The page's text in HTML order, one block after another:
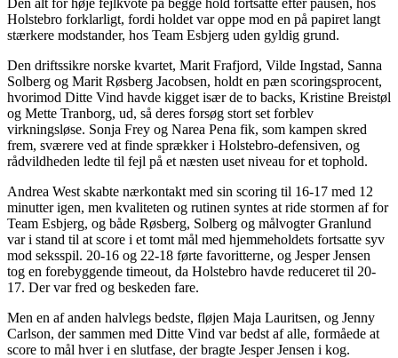
Holstebro forklarligt, fordi holdet var oppe mod en på papiret langt
stærkere modstander, hos Team Esbjerg uden gyldig grund.
Den driftssikre norske kvartet, Marit Frafjord, Vilde Ingstad, Sanna
Solberg og Marit Røsberg Jacobsen, holdt en pæn scoringsprocent,
hvorimod Ditte Vind havde kigget især de to backs, Kristine Breistøl
og Mette Tranborg, ud, så deres forsøg stort set forblev
virkningsløse. Sonja Frey og Narea Pena fik, som kampen skred
frem, sværere ved at finde sprækker i Holstebro-defensiven, og
rådvildheden ledte til fejl på et næsten uset niveau for et tophold.
Andrea West skabte nærkontakt med sin scoring til 16-17 med 12
minutter igen, men kvaliteten og rutinen syntes at ride stormen af for
Team Esbjerg, og både Røsberg, Solberg og målvogter Granlund
var i stand til at score i et tomt mål med hjemmeholdets fortsatte syv
mod seksspil. 20-16 og 22-18 førte favoritterne, og Jesper Jensen
tog en forebyggende timeout, da Holstebro havde reduceret til 20-
17. Der var fred og beskeden fare.
Men en af anden halvlegs bedste, fløjen Maja Lauritsen, og Jenny
Carlson, der sammen med Ditte Vind var bedst af alle, formåede at
score to mål hver i en slutfase, der bragte Jesper Jensen i kog.